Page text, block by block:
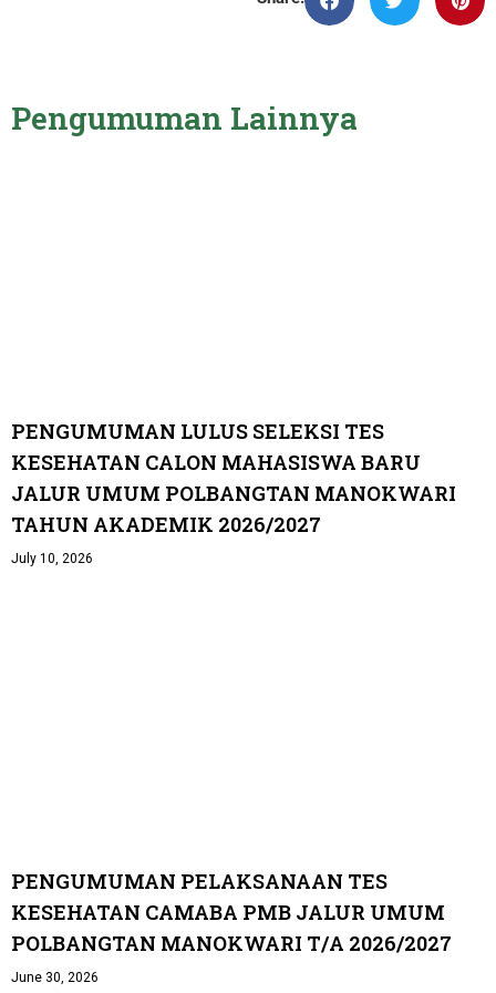
Pengumuman Lainnya
PENGUMUMAN LULUS SELEKSI TES
KESEHATAN CALON MAHASISWA BARU
JALUR UMUM POLBANGTAN MANOKWARI
TAHUN AKADEMIK 2026/2027
July 10, 2026
PENGUMUMAN PELAKSANAAN TES
KESEHATAN CAMABA PMB JALUR UMUM
POLBANGTAN MANOKWARI T/A 2026/2027
June 30, 2026